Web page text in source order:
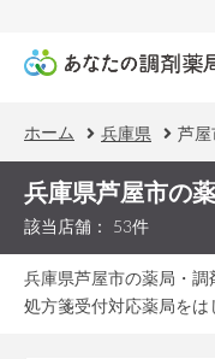
ホーム 兵庫県 芦屋
兵庫県芦屋市の
該当店舗： 53件
兵庫県芦屋市の薬局・調
処方箋受付対応薬局をは